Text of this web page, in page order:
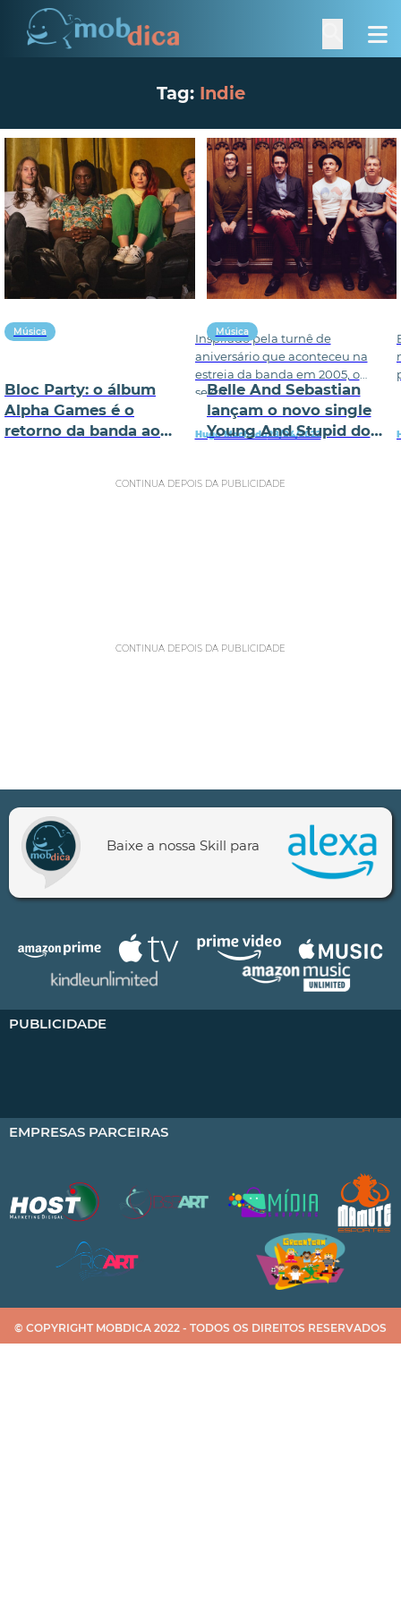
Tag: Indie
Música
Bloc Party: o álbum
Alpha Games é o
retorno da banda ao
Inspirado pela turnê de
aniversário que aconteceu na
estreia da banda em 2005, o
sexto
Hugo Machado28/04/2022
Música
Belle And Sebastian
lançam o novo single
Young And Stupid do
CONTINUA DEPOIS DA PUBLICIDADE
CONTINUA DEPOIS DA PUBLICIDADE
Baixe a nossa Skill para
PUBLICIDADE
EMPRESAS PARCEIRAS
© COPYRIGHT MOBDICA 2022 - TODOS OS DIREITOS RESERVADOS